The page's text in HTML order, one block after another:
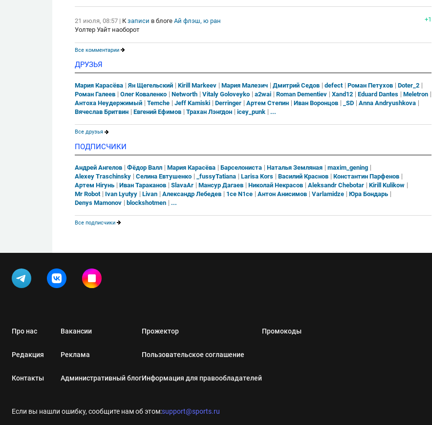
21 июля, 08:57 | К записи в блоге Ай флэш, ю ран
+1
Уолтер Уайт наоборот
Все комментарии
ДРУЗЬЯ
Мария Карасёва Ян Щегельский Kirill Markeev Мария Малезич Дмитрий Седов defect Роман Петухов
Doter_2
Роман Галеев
Олег Коваленко Networth Vitaly Goloveyko a2wai Roman Dementiev Xand12 Eduard Dantes
Meletron
Антоха Неудержимый
Temche Jeff Kamiski Derringer Артем Степин Иван Воронцов _SD
Anna Andryushkova
Вячеслав Бритвин
Евгений Ефимов Трахан Лэнгдон icey_punk ...
Все друзья
ПОДПИСЧИКИ
Андрей Ангелов Фёдор Валл Мария Карасёва Барселониста Наталья Земляная
maxim_gening
Alexey Traschinsky
Селина Евтушенко _fussyTatiana Larisa Kors Василий Краснов
Константин Парфенов
Артем Нігунь
Иван Тараканов SlavaAr Мансур Дагаев Николай Некрасов Aleksandr Chebotar
Kirill Kulikow
Mr Robot
Ivan Lyutyy Livan Александр Лебедев 1ce N1ce Антон Анисимов Varlamidze
Юра Бондарь
Denys Mamonov
blockshotmen ...
Все подписчики
Про нас
Редакция
Контакты
Вакансии
Реклама
Административный блог
Прожектор
Пользовательское соглашение
Информация для правообладателей
Промокоды
Если вы нашли ошибку, сообщите нам об этом:support@sports.ru